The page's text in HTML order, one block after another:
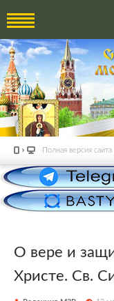
Полная версия сайта
О вере и
Христе. Св.